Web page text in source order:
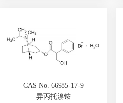
CAS No. 66985-17-9
异丙托溴铵